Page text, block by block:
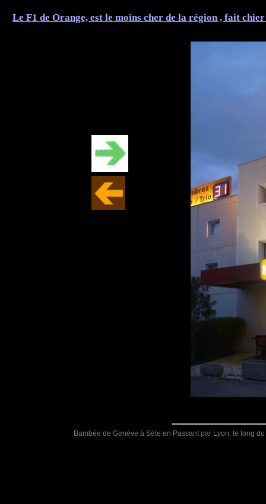
Le F1 de Orange, est le moins cher de la région , fait
Bambée de Genève à Sète en Passant par Lyon, le long